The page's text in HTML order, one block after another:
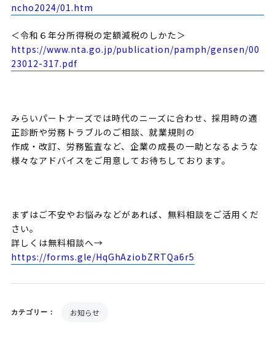
ncho2024/01.htm
＜令和６年分所得税の定額減税のしかた＞
https://www.nta.go.jp/publication/pamph/gensen/00
23012-317.pdf
みらいパートナーズでは時代のニーズに合わせ、採用時の適
正診断や労務トラブルのご相談、就業規則の
作成・改訂、労務監査など、企業の成長の一助となるような
様々なアドバイスをご用意してお待ちしております。
まずはご不安やお悩みなどがあれば、無料相談をご活用くだ
さい。
詳しくは無料相談へ→
https://forms.gle/HqGhAziobZRTQa6r5
カテゴリー： お知らせ